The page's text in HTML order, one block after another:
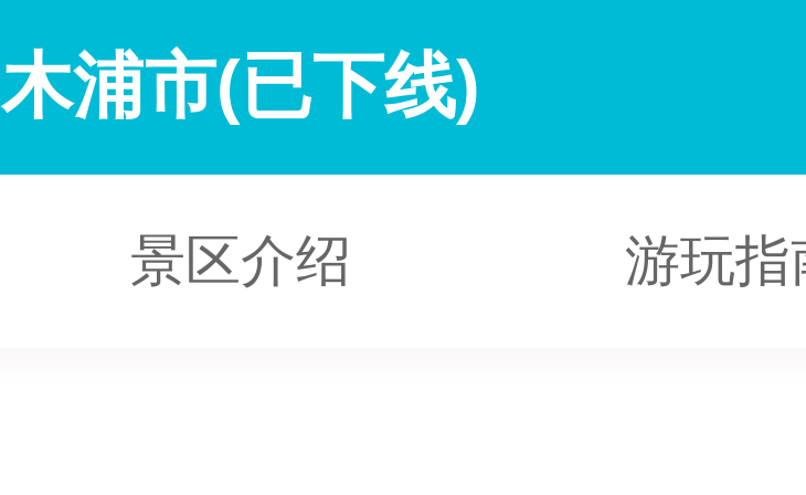
木浦市(已下线)
景区介绍 游玩指